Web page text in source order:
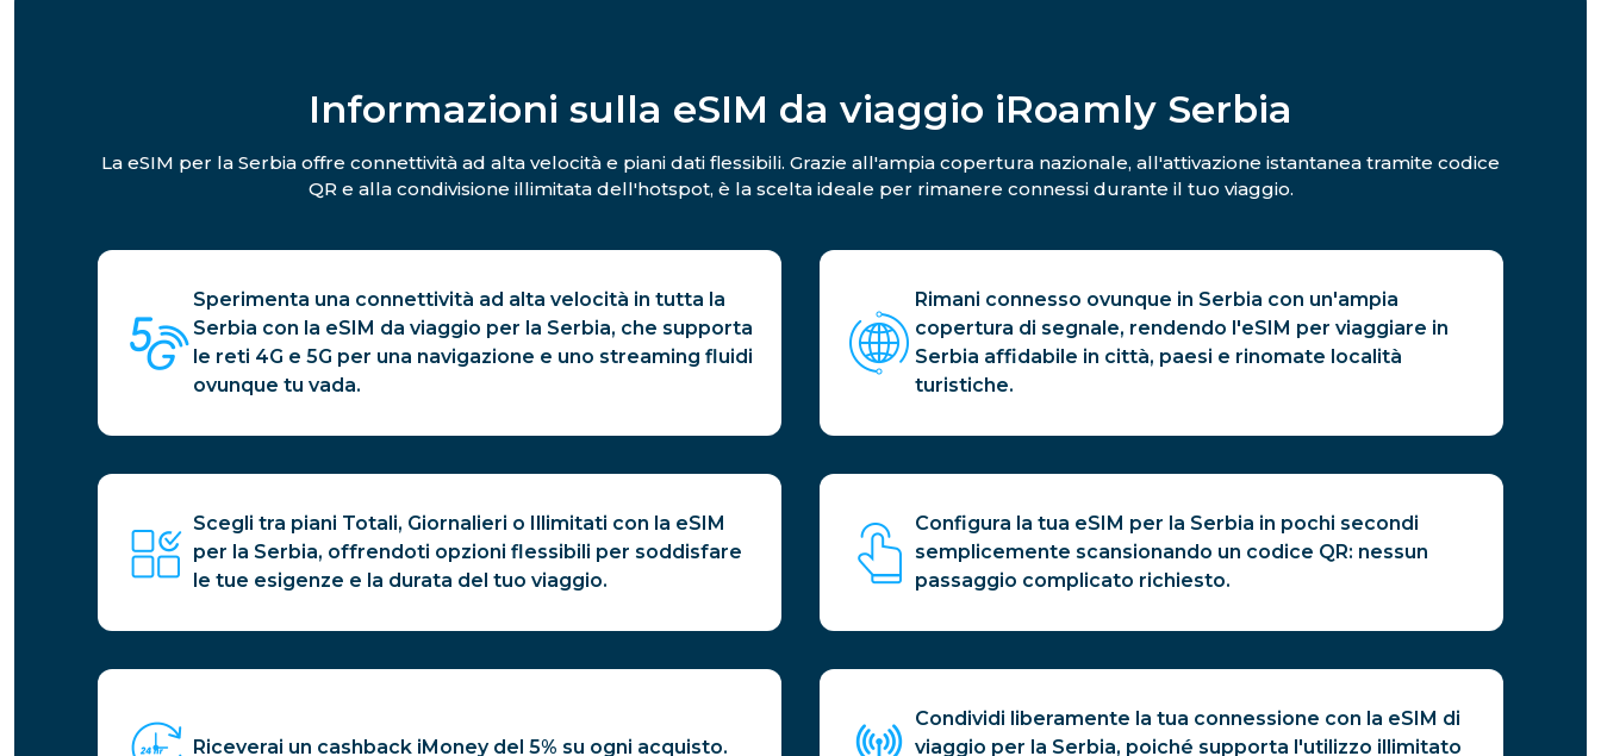
Informazioni sulla eSIM da viaggio iRoamly Serbia
La eSIM per la Serbia offre connettività ad alta velocità e piani dati flessibili. Grazie all'ampia copertura nazionale, all'attivazione istantanea tramite codice
QR e alla condivisione illimitata dell'hotspot, è la scelta ideale per rimanere connessi durante il tuo viaggio.
Sperimenta una connettività ad alta velocità in tutta la
Serbia con la eSIM da viaggio per la Serbia, che supporta
le reti 4G e 5G per una navigazione e uno streaming fluidi
ovunque tu vada.
Rimani connesso ovunque in Serbia con un'ampia
copertura di segnale, rendendo l'eSIM per viaggiare in
Serbia affidabile in città, paesi e rinomate località
turistiche.
Scegli tra piani Totali, Giornalieri o Illimitati con la eSIM
per la Serbia, offrendoti opzioni flessibili per soddisfare
le tue esigenze e la durata del tuo viaggio.
Configura la tua eSIM per la Serbia in pochi secondi
semplicemente scansionando un codice QR: nessun
passaggio complicato richiesto.
Riceverai un cashback iMoney del 5% su ogni acquisto.
Condividi liberamente la tua connessione con la eSIM di
viaggio per la Serbia, poiché supporta l'utilizzo illimitato